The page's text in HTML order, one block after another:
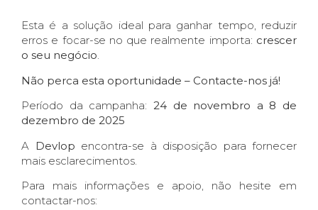
Esta é a solução ideal para ganhar tempo, reduzir
erros e focar-se no que realmente importa: crescer
o seu negócio.
Não perca esta oportunidade – Contacte-nos já!
Período da campanha: 24 de novembro a 8 de
dezembro de 2025
A Devlop encontra-se à disposição para fornecer
mais esclarecimentos.
Para mais informações e apoio, não hesite em
contactar-nos: